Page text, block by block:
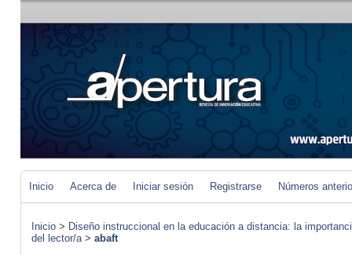
Inicio Acerca de Iniciar sesión Registrarse Números
Inicio > Diseño instruccional en la educación a distancia: la
del lector/a> abaft